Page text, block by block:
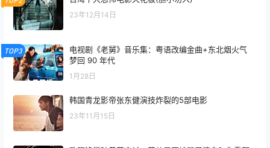
23年12月14日
TOP3
电视剧《老舅》音乐集：粤语改编金曲+东北烟火气
梦回 90 年代
1月28日
韩国青龙影帝张东健演技炸裂的5部电影
23年11月15日